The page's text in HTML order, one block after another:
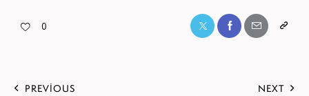
0
PREVIOUS NEXT